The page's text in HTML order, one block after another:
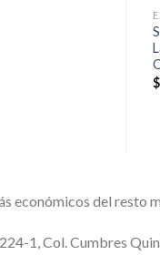
$
económicos del resto
1, Col. Cumbres